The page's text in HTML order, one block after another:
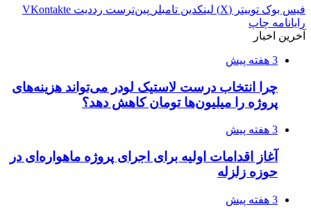
فیس بوک توییتر (X) لینکدین ‫تامبلر ‫پین‌ترست ‫رددیت ‫VKontakte
رایانامه چاپ
آخرین اخبار
3 هفته پیش
چرا انتخاب درست لاستیک لودر می‌تواند هزینه‌های
پروژه را میلیون‌ها تومان کاهش دهد؟
3 هفته پیش
آغاز اقدامات اولیه برای اجرای پروژه ماهواره‌ای در
حوزه زلزله
3 هفته پیش